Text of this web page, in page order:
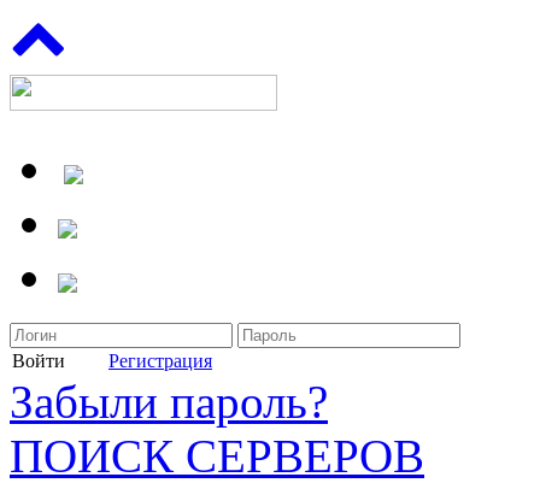
Войти Регистрация
Забыли пароль?
ПОИСК СЕРВЕРОВ